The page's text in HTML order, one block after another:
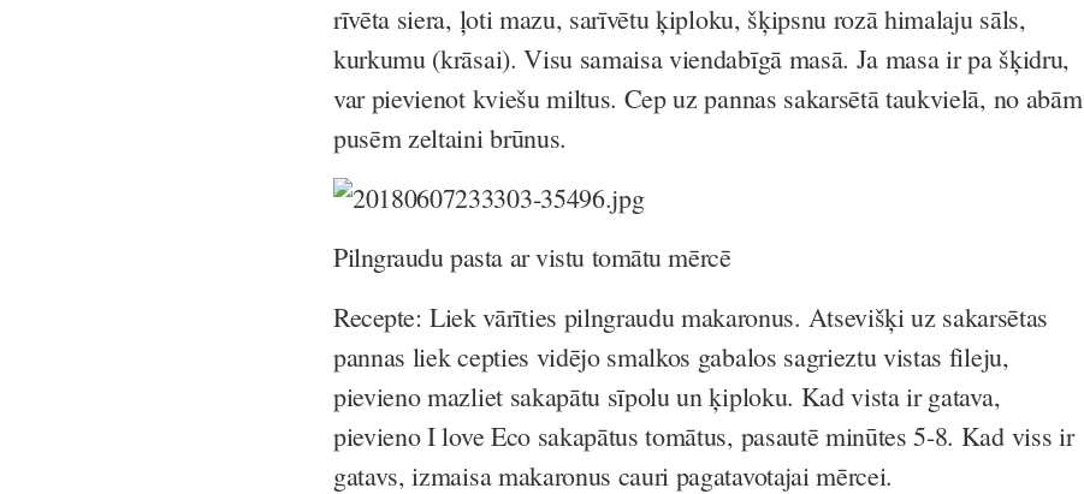
rīvēta siera, ļoti mazu, sarīvētu ķiploku, šķipsnu rozā himalaju sāls,
kurkumu (krāsai). Visu samaisa viendabīgā masā. Ja masa ir pa šķidru,
var pievienot kviešu miltus. Cep uz pannas sakarsētā taukvielā, no abām
pusēm zeltaini brūnus.
Pilngraudu pasta ar vistu tomātu mērcē
Recepte:Liek vārīties pilngraudu makaronus. Atsevišķi uz sakarsētas
pannas liek cepties vidējo smalkos gabalos sagrieztu vistas fileju,
pievieno mazliet sakapātu sīpolu un ķiploku. Kad vista ir gatava,
pievieno I love Eco sakapātus tomātus, pasautē minūtes 5-8. Kad viss ir
gatavs, izmaisa makaronus cauri pagatavotajai mērcei.